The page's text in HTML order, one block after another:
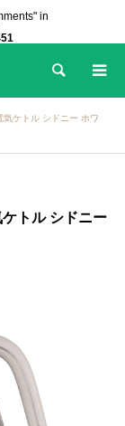
in
検索
ケトル シドニー ホワ
トル シドニー